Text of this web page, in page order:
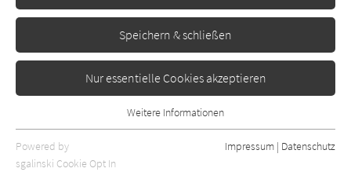
AT
Speichern & schließen
Nur essentielle Cookies akzeptieren
Essentielle Cookies werden für grundlegende Funktionen der
Webseite benötigt. Dadurch ist gewährleistet, dass die Webseite
Weitere Informationen
Powered by
sgalinski Cookie Opt In
Impressum | Datenschutz